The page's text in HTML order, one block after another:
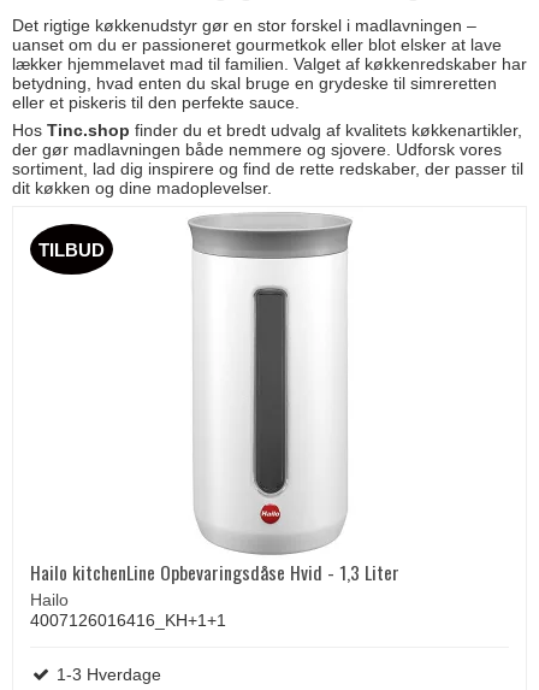
Det rigtige køkkenudstyr gør en stor forskel i madlavningen –
uanset om du er passioneret gourmetkok eller blot elsker at lave
lækker hjemmelavet mad til familien. Valget af køkkenredskaber har
betydning, hvad enten du skal bruge en grydeske til simreretten
eller et piskeris til den perfekte sauce.
Hos Tinc.shop finder du et bredt udvalg af kvalitets køkkenartikler,
der gør madlavningen både nemmere og sjovere. Udforsk vores
sortiment, lad dig inspirere og find de rette redskaber, der passer til
dit køkken og dine madoplevelser.
TILBUD
Hailo kitchenLine Opbevaringsdåse Hvid - 1,3 Liter
Hailo
4007126016416_KH+1+1
1-3 Hverdage